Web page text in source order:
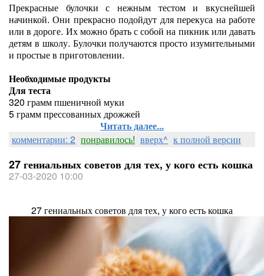
Прекрасные булочки с нежным тестом и вкуснейшей
начинкой. Они прекрасно подойдут для перекуса на работе
или в дороге. Их можно брать с собой на пикник или давать
детям в школу. Булочки получаются просто изумительными
и простые в приготовлении.
Необходимые продукты
Для теста
320 грамм пшеничной муки
5 грамм прессованных дрожжей
Читать далее...
комментарии: 2 понравилось! вверх^ к полной версии
27 гениальных советов для тех, у кого есть кошка
27-03-2020 10:00
27 гениальных советов для тех, у кого есть кошка